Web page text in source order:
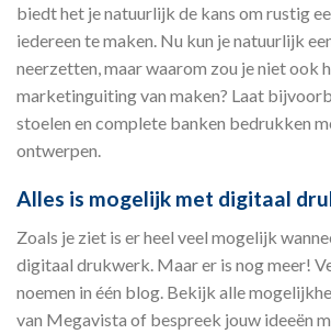
biedt het je natuurlijk de kans om rustig
iedereen te maken. Nu kun je natuurlijk
neerzetten, maar waarom zou je niet ook
marketinguiting van maken? Laat
stoelen en complete banken bedrukken
ontwerpen.
Alles is mogelijk met digitaal
Zoals je ziet is er heel veel mogelijk
digitaal drukwerk. Maar er is nog meer!
noemen in één blog. Bekijk alle
van Megavista of bespreek jouw ideeën